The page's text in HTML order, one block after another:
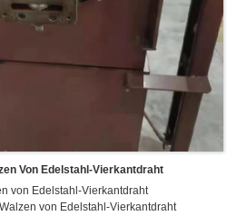
Von Edelstahl-Vierkantdraht
von Edelstahl-Vierkantdraht
von Edelstahl-Vierkantdraht